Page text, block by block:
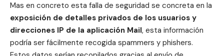
Mas en concreto esta falla de seguridad se concreta en la
exposición de detalles privados de los usuarios y
direcciones IP de la aplicación Mail, esta información
podría ser fácilmente recogida spammers y phishers.